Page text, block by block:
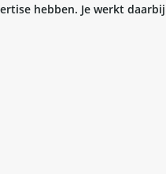
hebben. Je werkt daarbij